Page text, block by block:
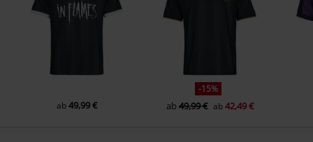
ab49,99 €
-15%
ab49,99 € ab42,49 €